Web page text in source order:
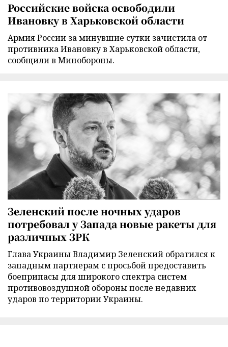
Российские войска освободили
Ивановку в Харьковской области
Армия России за минувшие сутки зачистила от
противника Ивановку в Харьковской области,
сообщили в Минобороны.
Зеленский после ночных ударов
потребовал у Запада новые ракеты для
различных ЗРК
Глава Украины Владимир Зеленский обратился к
западным партнерам с просьбой предоставить
боеприпасы для широкого спектра систем
противовоздушной обороны после недавних
ударов по территории Украины.